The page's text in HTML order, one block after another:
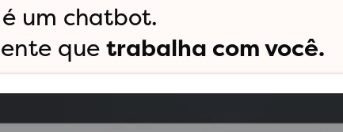
um chatbot.
que trabalha com você.